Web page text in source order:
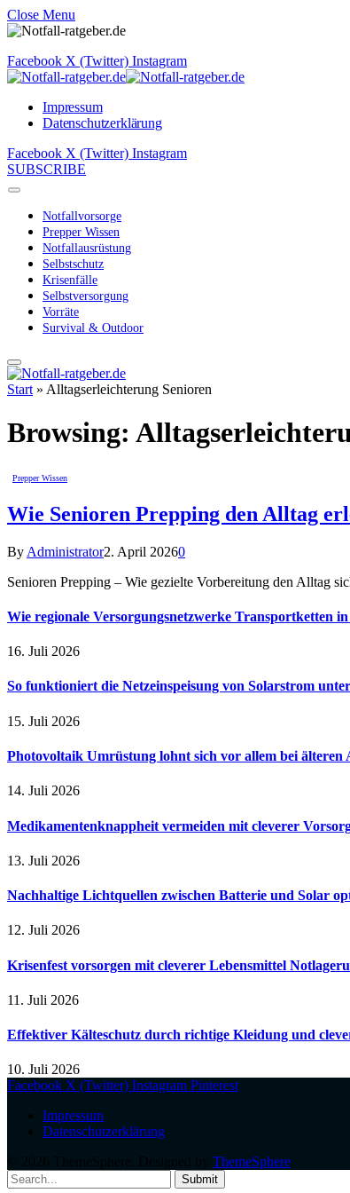
Close Menu
Facebook X (Twitter) Instagram
Impressum
Datenschutzerklärung
Facebook X (Twitter) Instagram
SUBSCRIBE
Notfallvorsorge
Prepper Wissen
Notfallausrüstung
Selbstschutz
Krisenfälle
Selbstversorgung
Vorräte
Survival & Outdoor
Start » Alltagserleichterung Senioren
Browsing:
Prepper Wissen
Wie Senioren Prepping den Alltag
By Administrator2. April 20260
Senioren Prepping – Wie gezielte Vorbereitung den Alltag
Wie regionale Versorgungsnetzwerke Transportketten
16. Juli 2026
So funktioniert die Netzeinspeisung von Solarstrom
15. Juli 2026
Photovoltaik Umrüstung lohnt sich vor allem bei älteren
14. Juli 2026
Medikamentenknappheit vermeiden mit cleverer
13. Juli 2026
Nachhaltige Lichtquellen zwischen Batterie und Solar
12. Juli 2026
Krisenfest vorsorgen mit cleverer Lebensmittel
11. Juli 2026
Effektiver Kälteschutz durch richtige Kleidung und
10. Juli 2026
Facebook X (Twitter) Instagram Pinterest
Impressum
Datenschutzerklärung
ThemeSphere
Submit